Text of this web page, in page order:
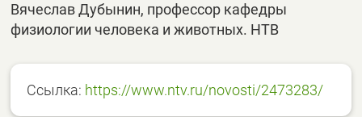
Вячеслав Дубынин, профессор кафедры
физиологии человека и животных. НТВ
Ссылка: https://www.ntv.ru/novosti/2473283/